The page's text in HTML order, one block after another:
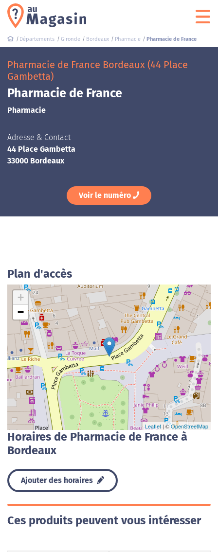
Départements Gironde Bordeaux Pharmacie Pharmacie de France
Pharmacie de France Bordeaux (44 Place
Gambetta)
Pharmacie de France
Pharmacie
Adresse & Contact
44 Place Gambetta
33000 Bordeaux
Voir le numéro
Plan d'accès
+
−
Leaflet | ©OpenStreetMap
Horaires de Pharmacie de France à
Bordeaux
Ajouter des horaires
Ces produits peuvent vous intéresser